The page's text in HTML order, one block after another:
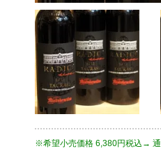
※希望小売価格 6,380円税込→